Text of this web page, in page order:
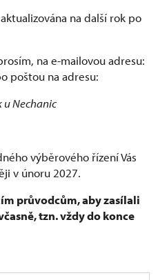
na další rok po
na e-mailovou adresu:
poštou na adresu:
u Nechanic
výběrového řízení Vás
v únoru 2027.
průvodcům, aby zasílali
tzn. vždy do konce